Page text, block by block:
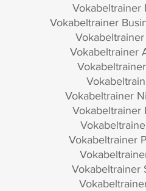
Vokabeltrainer
Vokabeltrainer
Vokabeltrainer
Vokabeltrainer
Vokabeltrainer
Vokabeltrainer
Vokabeltrainer